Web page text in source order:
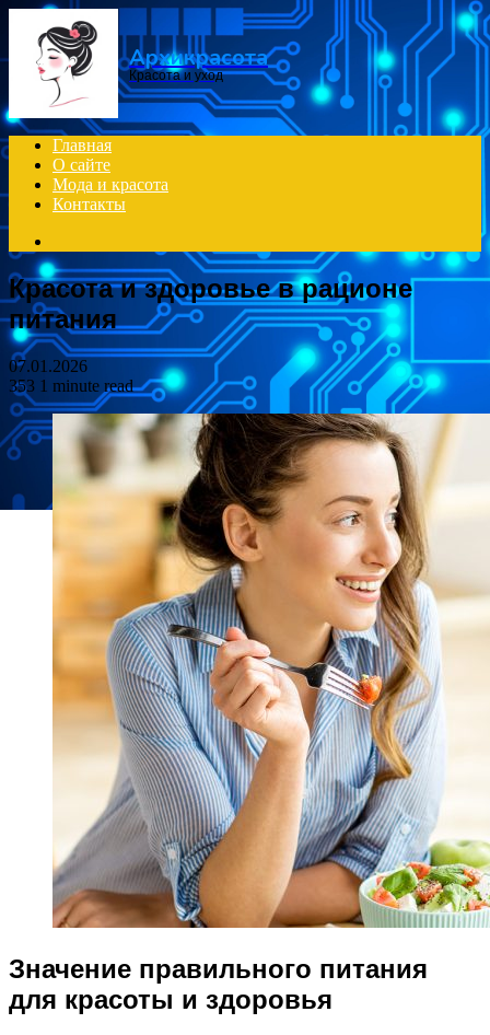
Архикрасота
Красота и уход
Главная
О сайте
Мода и красота
Контакты
for
Красота и здоровье в рационе
питания
07.01.2026
353 1 minute read
Значение правильного питания
для красоты и здоровья